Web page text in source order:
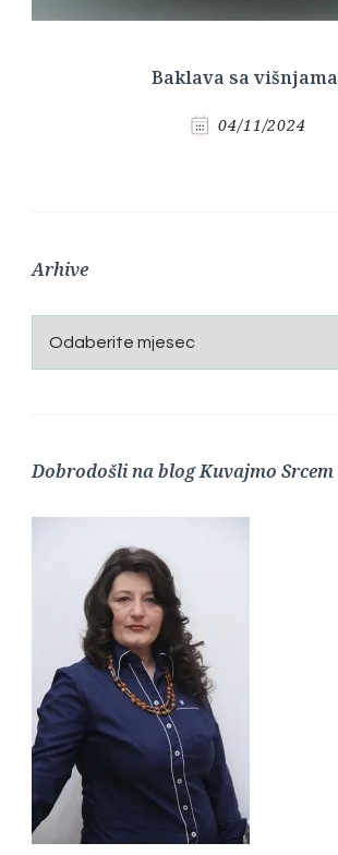
Baklava sa višnjama
04/11/2024
Arhive
Arhive
Dobrodošli na blog Kuvajmo Srcem